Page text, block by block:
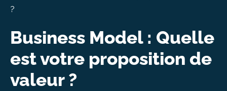
?
Business Model : Quelle
est votre proposition de
valeur ?